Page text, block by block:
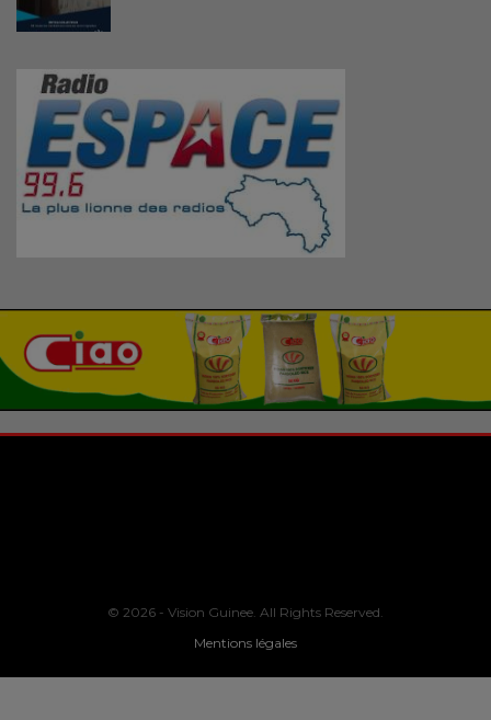
© 2026 - Vision Guinee. All Rights Reserved.
Mentions légales